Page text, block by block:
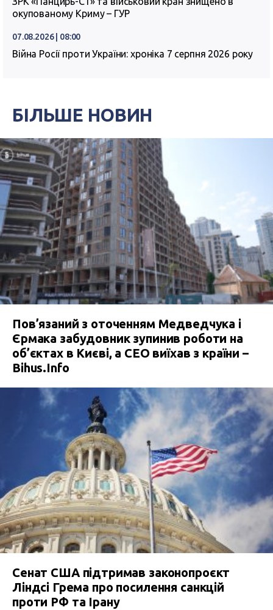
окупованому Криму – ГУР
07.08.2026 | 08:00
Війна Росії проти України: хроніка 7 серпня 2026 року
БІЛЬШЕ НОВИН
Пов’язаний з оточенням Медведчука і
Єрмака забудовник зупинив роботи на
об’єктах в Києві, а СЕО виїхав з країни –
Bihus.Info
Сенат США підтримав законопроєкт
Ліндсі Грема про посилення санкцій
проти РФ та Ірану